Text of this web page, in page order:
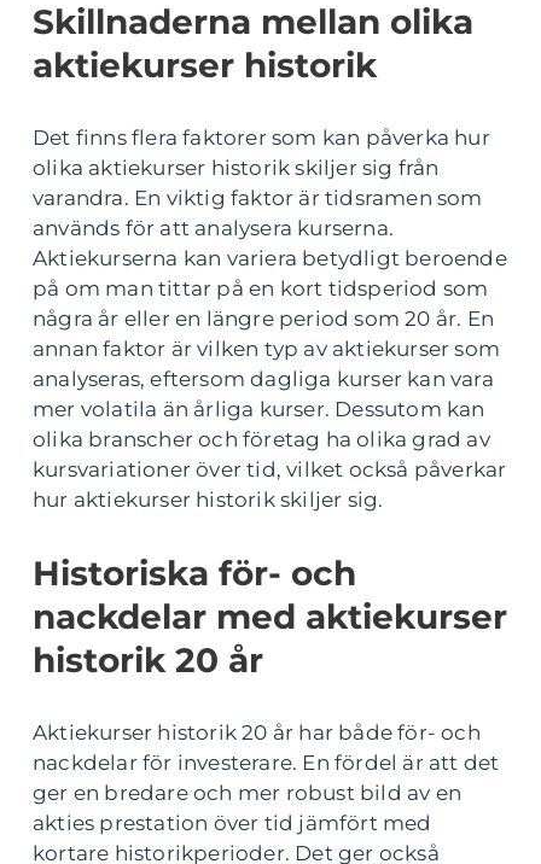
Skillnaderna mellan olika
aktiekurser historik
Det finns flera faktorer som kan påverka hur
olika aktiekurser historik skiljer sig från
varandra. En viktig faktor är tidsramen som
används för att analysera kurserna.
Aktiekurserna kan variera betydligt beroende
på om man tittar på en kort tidsperiod som
några år eller en längre period som 20 år. En
annan faktor är vilken typ av aktiekurser som
analyseras, eftersom dagliga kurser kan vara
mer volatila än årliga kurser. Dessutom kan
olika branscher och företag ha olika grad av
kursvariationer över tid, vilket också påverkar
hur aktiekurser historik skiljer sig.
Historiska för- och
nackdelar med aktiekurser
historik 20 år
Aktiekurser historik 20 år har både för- och
nackdelar för investerare. En fördel är att det
ger en bredare och mer robust bild av en
akties prestation över tid jämfört med
kortare historikperioder. Det ger också